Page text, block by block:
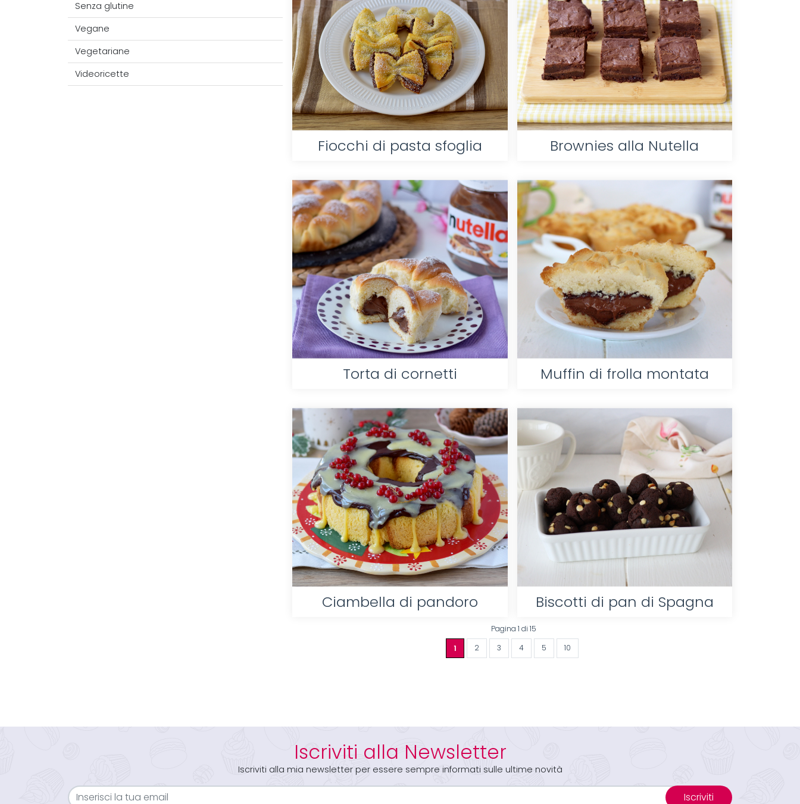
Senza glutine
Vegane
Vegetariane
Videoricette
Fiocchi di pasta sfoglia Brownies alla Nutella
Torta di cornetti Muffin di frolla montata
Ciambella di pandoro Biscotti di pan di Spagna
Pagina 1 di 15
1 2 3 4 5 10
Iscriviti alla Newsletter
Iscriviti alla mia newsletter per essere sempre informati sulle ultime novità
Iscriviti